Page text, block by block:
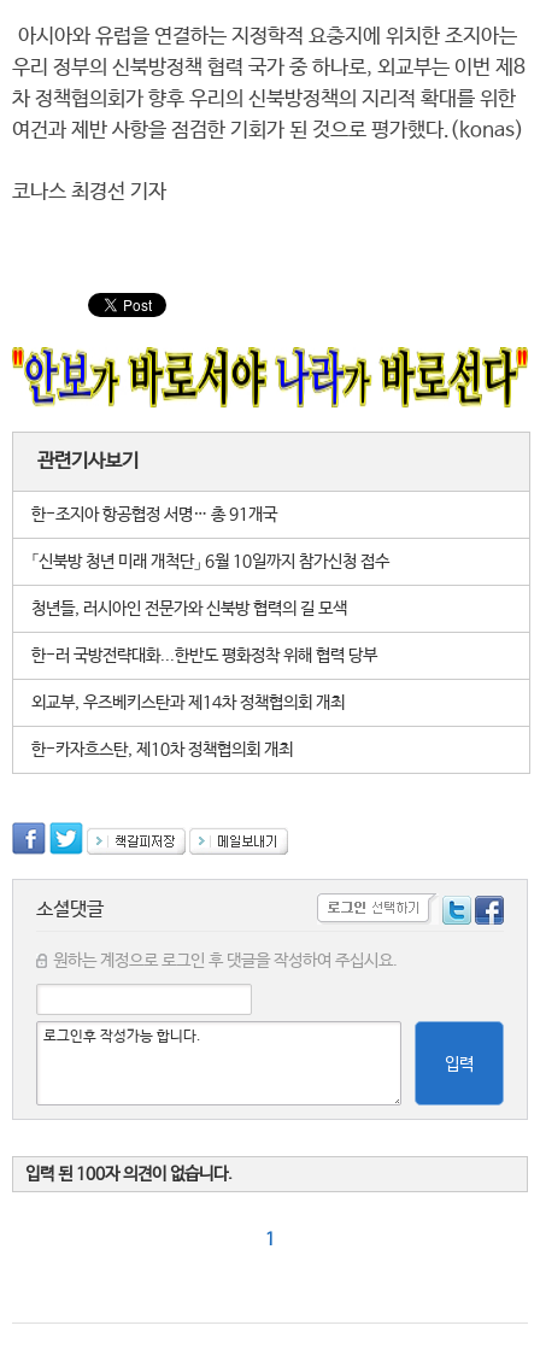
아시아와 유럽을 연결하는 지정학적 요충지에 위치한 조지아는
우리 정부의 신북방정책 협력 국가 중 하나로, 외교부는 이번 제8
차 정책협의회가 향후 우리의 신북방정책의 지리적 확대를 위한
여건과 제반 사항을 점검한 기회가 된 것으로 평가했다.(konas)
코나스 최경선 기자
관련기사보기
한-조지아 항공협정 서명… 총 91개국
「신북방 청년 미래 개척단」 6월 10일까지 참가신청 접수
청년들, 러시아인 전문가와 신북방 협력의 길 모색
한-러 국방전략대화...한반도 평화정착 위해 협력 당부
외교부, 우즈베키스탄과 제14차 정책협의회 개최
한-카자흐스탄, 제10차 정책협의회 개최
소셜댓글
원하는 계정으로 로그인 후 댓글을 작성하여 주십시요.
입력
입력 된 100자 의견이 없습니다.
1